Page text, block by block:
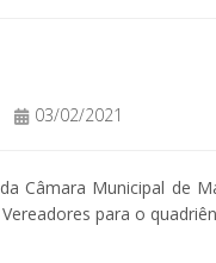
03/02/2021
Câmara Municipal de
para o